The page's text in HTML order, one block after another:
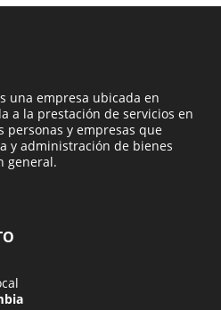
una empresa ubicada en
a la prestación de servicios en
personas y empresas que
y administración de bienes
general.